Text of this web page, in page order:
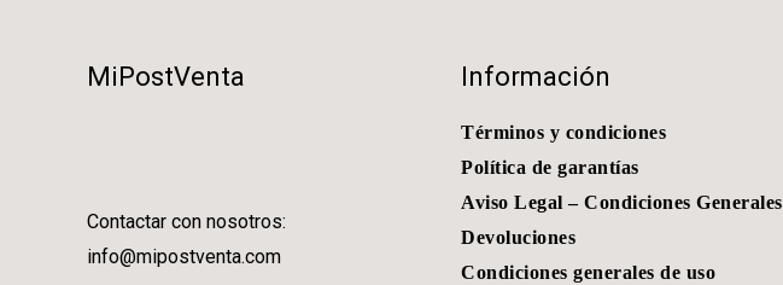
MiPostVenta
Contactar con nosotros:
info@mipostventa.com
Información
Términos y condiciones
Política de garantías
Aviso Legal – Condiciones Generales
Devoluciones
Condiciones generales de uso